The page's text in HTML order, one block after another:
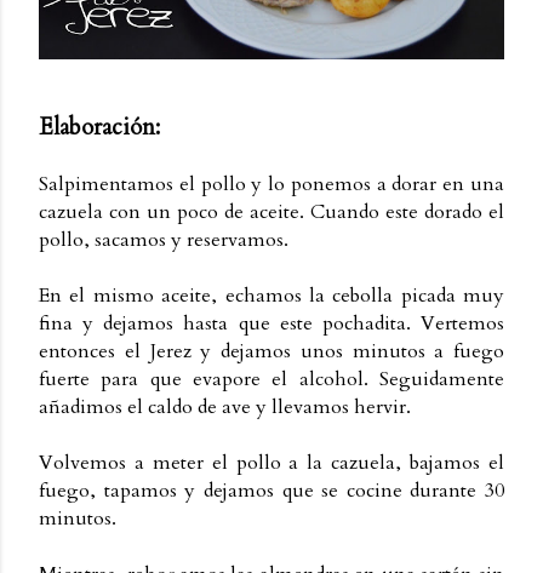
Elaboración:
Salpimentamos el pollo y lo ponemos a dorar en una
cazuela con un poco de aceite. Cuando este dorado el
pollo, sacamos y reservamos.
En el mismo aceite, echamos la cebolla picada muy
fina y dejamos hasta que este pochadita. Vertemos
entonces el Jerez y dejamos unos minutos a fuego
fuerte para que evapore el alcohol. Seguidamente
añadimos el caldo de ave y llevamos hervir.
Volvemos a meter el pollo a la cazuela, bajamos el
fuego, tapamos y dejamos que se cocine durante 30
minutos.